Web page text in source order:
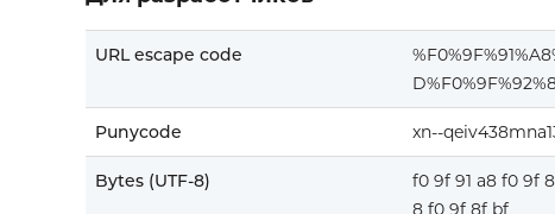
URL escape code
Punycode xn--
Bytes (UTF-8)
f0 9f 91 a8 f0 9f
8 f0 9f 8f bf